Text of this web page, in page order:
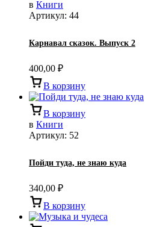
в Книги
Артикул: 44
Карнавал сказок. Выпуск 2
400,00 ₽
В корзину
В корзину
в Книги
Артикул: 52
Пойди туда, не знаю куда
340,00 ₽
В корзину